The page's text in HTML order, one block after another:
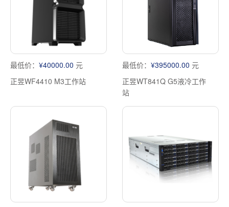
最低价： ¥40000.00 元
正昱WF4410 M3工作站
最低价： ¥395000.00 元
正昱WT841Q G5液冷工作
站